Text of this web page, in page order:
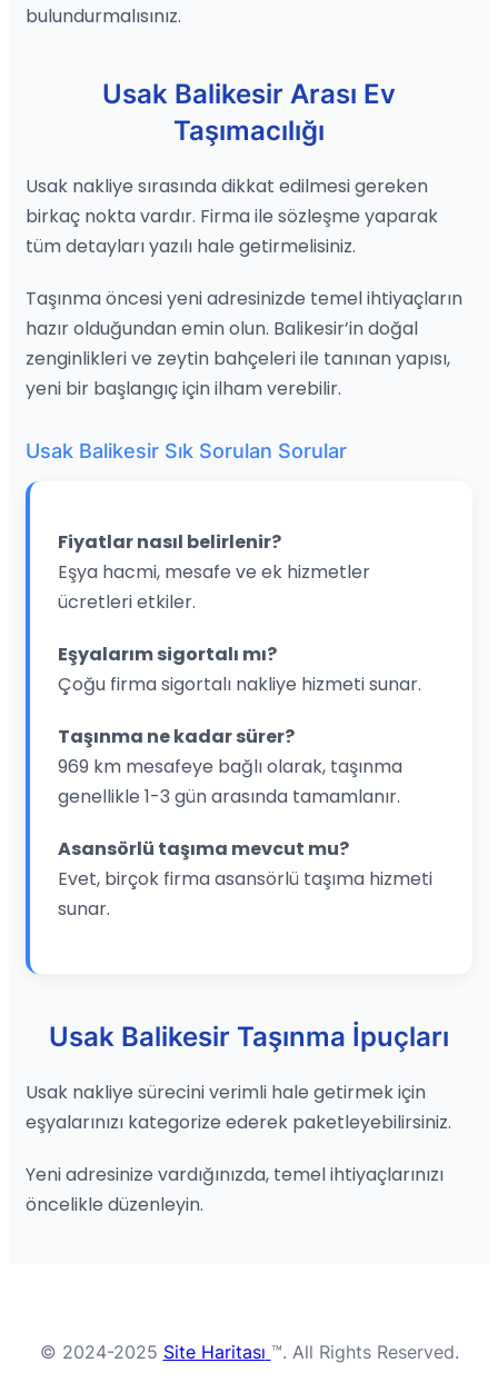
bulundurmalısınız.
Usak Balikesir Arası Ev
Taşımacılığı
Usak nakliye sırasında dikkat edilmesi gereken
birkaç nokta vardır. Firma ile sözleşme yaparak
tüm detayları yazılı hale getirmelisiniz.
Taşınma öncesi yeni adresinizde temel ihtiyaçların
hazır olduğundan emin olun. Balikesir’in doğal
zenginlikleri ve zeytin bahçeleri ile tanınan yapısı,
yeni bir başlangıç için ilham verebilir.
Usak Balikesir Sık Sorulan Sorular
Fiyatlar nasıl belirlenir?
Eşya hacmi, mesafe ve ek hizmetler
ücretleri etkiler.
Eşyalarım sigortalı mı?
Çoğu firma sigortalı nakliye hizmeti sunar.
Taşınma ne kadar sürer?
969 km mesafeye bağlı olarak, taşınma
genellikle 1-3 gün arasında tamamlanır.
Asansörlü taşıma mevcut mu?
Evet, birçok firma asansörlü taşıma hizmeti
sunar.
Usak Balikesir Taşınma İpuçları
Usak nakliye sürecini verimli hale getirmek için
eşyalarınızı kategorize ederek paketleyebilirsiniz.
Yeni adresinize vardığınızda, temel ihtiyaçlarınızı
öncelikle düzenleyin.
© 2024-2025 Site Haritası ™. All Rights Reserved.